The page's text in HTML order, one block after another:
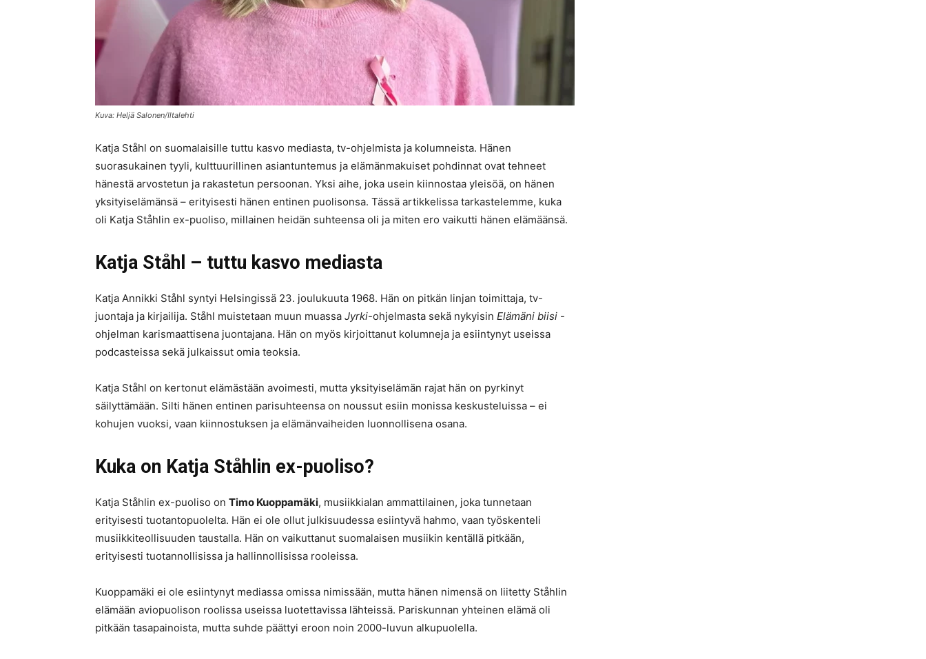
Kuva: Heljä Salonen/Iltalehti
Katja Ståhl on suomalaisille tuttu kasvo mediasta, tv-ohjelmista ja kolumneista. Hänen
suorasukainen tyyli, kulttuurillinen asiantuntemus ja elämänmakuiset pohdinnat ovat tehneet
hänestä arvostetun ja rakastetun persoonan. Yksi aihe, joka usein kiinnostaa yleisöä, on hänen
yksityiselämänsä – erityisesti hänen entinen puolisonsa. Tässä artikkelissa tarkastelemme, kuka
oli Katja Ståhlin ex-puoliso, millainen heidän suhteensa oli ja miten ero vaikutti hänen elämäänsä.
Katja Ståhl – tuttu kasvo mediasta
Katja Annikki Ståhl syntyi Helsingissä 23. joulukuuta 1968. Hän on pitkän linjan toimittaja, tv-
juontaja ja kirjailija. Ståhl muistetaan muun muassa Jyrki-ohjelmasta sekä nykyisin Elämäni biisi -
ohjelman karismaattisena juontajana. Hän on myös kirjoittanut kolumneja ja esiintynyt useissa
podcasteissa sekä julkaissut omia teoksia.
Katja Ståhl on kertonut elämästään avoimesti, mutta yksityiselämän rajat hän on pyrkinyt
säilyttämään. Silti hänen entinen parisuhteensa on noussut esiin monissa keskusteluissa – ei
kohujen vuoksi, vaan kiinnostuksen ja elämänvaiheiden luonnollisena osana.
Kuka on Katja Ståhlin ex-puoliso?
Katja Ståhlin ex-puoliso on Timo Kuoppamäki, musiikkialan ammattilainen, joka tunnetaan
erityisesti tuotantopuolelta. Hän ei ole ollut julkisuudessa esiintyvä hahmo, vaan työskenteli
musiikkiteollisuuden taustalla. Hän on vaikuttanut suomalaisen musiikin kentällä pitkään,
erityisesti tuotannollisissa ja hallinnollisissa rooleissa.
Kuoppamäki ei ole esiintynyt mediassa omissa nimissään, mutta hänen nimensä on liitetty Ståhlin
elämään aviopuolison roolissa useissa luotettavissa lähteissä. Pariskunnan yhteinen elämä oli
pitkään tasapainoista, mutta suhde päättyi eroon noin 2000-luvun alkupuolella.